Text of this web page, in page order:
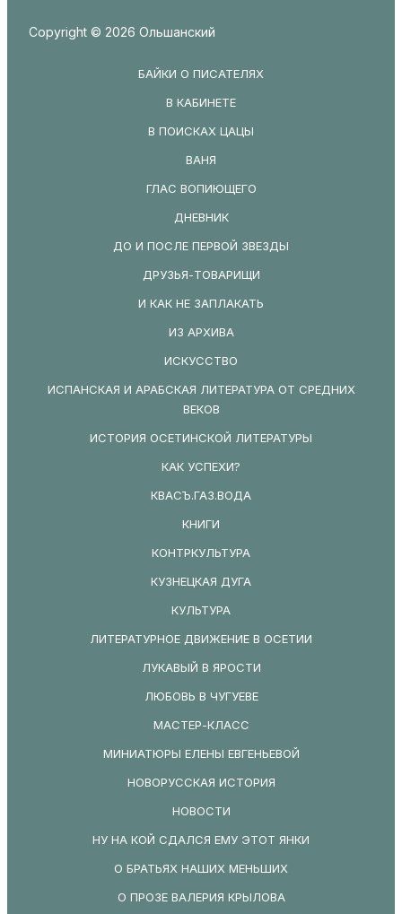
Copyright © 2026 Ольшанский
БАЙКИ О ПИСАТЕЛЯХ
В КАБИНЕТЕ
В ПОИСКАХ ЦАЦЫ
ВАНЯ
ГЛАС ВОПИЮЩЕГО
ДНЕВНИК
ДО И ПОСЛЕ ПЕРВОЙ ЗВЕЗДЫ
ДРУЗЬЯ-ТОВАРИЩИ
И КАК НЕ ЗАПЛАКАТЬ
ИЗ АРХИВА
ИСКУССТВО
ИСПАНСКАЯ И АРАБСКАЯ ЛИТЕРАТУРА ОТ СРЕДНИХ
ВЕКОВ
ИСТОРИЯ ОСЕТИНСКОЙ ЛИТЕРАТУРЫ
КАК УСПЕХИ?
КВАСЪ.ГАЗ.ВОДА
КНИГИ
КОНТРКУЛЬТУРА
КУЗНЕЦКАЯ ДУГА
КУЛЬТУРА
ЛИТЕРАТУРНОЕ ДВИЖЕНИЕ В ОСЕТИИ
ЛУКАВЫЙ В ЯРОСТИ
ЛЮБОВЬ В ЧУГУЕВЕ
МАСТЕР-КЛАСС
МИНИАТЮРЫ ЕЛЕНЫ ЕВГЕНЬЕВОЙ
НОВОРУССКАЯ ИСТОРИЯ
НОВОСТИ
НУ НА КОЙ СДАЛСЯ ЕМУ ЭТОТ ЯНКИ
О БРАТЬЯХ НАШИХ МЕНЬШИХ
О ПРОЗЕ ВАЛЕРИЯ КРЫЛОВА